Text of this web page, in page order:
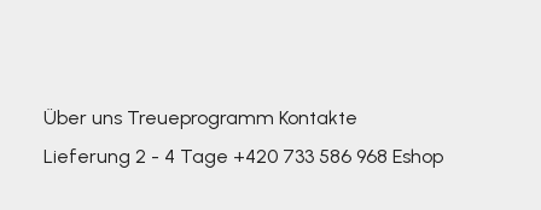
Über uns Treueprogramm Kontakte
Lieferung 2 - 4 Tage +420 733 586 968 Eshop